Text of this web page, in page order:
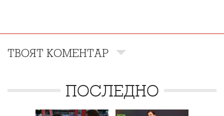
ТВОЯТ КОМЕНТАР
ПОСЛЕДНО